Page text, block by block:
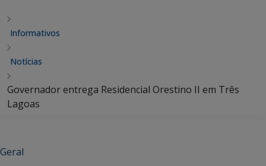
Informativos
Notícias
Governador entrega Residencial Orestino II em Três
Lagoas
Geral